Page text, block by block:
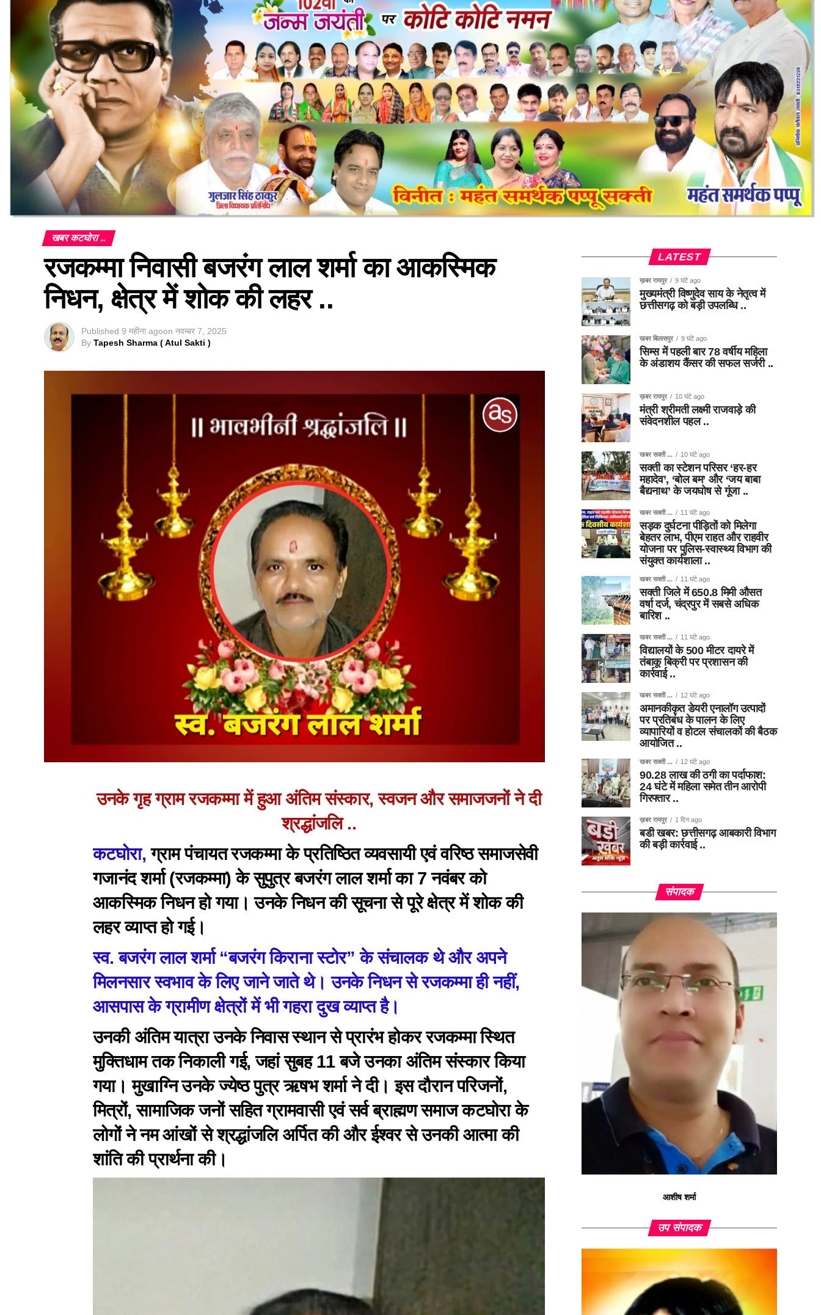
खबर कटघोरा ..
रजकम्मा निवासी बजरंग लाल शर्मा का आकस्मिक
निधन, क्षेत्र में शोक की लहर ..
Published 9 महीना agoon नवम्बर 7, 2025
By Tapesh Sharma ( Atul Sakti )
उनके गृह ग्राम रजकम्मा में हुआ अंतिम संस्कार, स्वजन और समाजजनों ने दी
श्रद्धांजलि ..
कटघोरा,ग्राम पंचायत रजकम्मा के प्रतिष्ठित व्यवसायी एवं वरिष्ठ समाजसेवी
गजानंद शर्मा (रजकम्मा) के सुपुत्र बजरंग लाल शर्मा का 7 नवंबर को
आकस्मिक निधन हो गया। उनके निधन की सूचना से पूरे क्षेत्र में शोक की
लहर व्याप्त हो गई।
स्व. बजरंग लाल शर्मा “बजरंग किराना स्टोर” के संचालक थे और अपने
मिलनसार स्वभाव के लिए जाने जाते थे। उनके निधन से रजकम्मा ही नहीं,
आसपास के ग्रामीण क्षेत्रों में भी गहरा दुख व्याप्त है।
उनकी अंतिम यात्रा उनके निवास स्थान से प्रारंभ होकर रजकम्मा स्थित
मुक्तिधाम तक निकाली गई, जहां सुबह 11 बजे उनका अंतिम संस्कार किया
गया। मुखाग्नि उनके ज्येष्ठ पुत्र ऋषभ शर्मा ने दी। इस दौरान परिजनों,
मित्रों, सामाजिक जनों सहित ग्रामवासी एवं सर्व ब्राह्मण समाज कटघोरा के
लोगों ने नम आंखों से श्रद्धांजलि अर्पित की और ईश्वर से उनकी आत्मा की
शांति की प्रार्थना की।
LATEST
ख़बर रायपुर 9 घंटे ago
मुख्यमंत्री विष्णुदेव साय के नेतृत्व में
छत्तीसगढ़ को बड़ी उपलब्धि ..
खबर बिलासपुर 9 घंटे ago
सिम्स में पहली बार 78 वर्षीय महिला
के अंडाशय कैंसर की सफल सर्जरी ..
ख़बर रायपुर 10 घंटे ago
मंत्री श्रीमती लक्ष्मी राजवाड़े की
संवेदनशील पहल ..
खबर सक्ती ... 10 घंटे ago
सक्ती का स्टेशन परिसर ‘हर-हर
महादेव’, ‘बोल बम’ और ‘जय बाबा
बैद्यनाथ’ के जयघोष से गूंजा ..
खबर सक्ती ... 11 घंटे ago
सड़क दुर्घटना पीड़ितों को मिलेगा
बेहतर लाभ, पीएम राहत और राहवीर
योजना पर पुलिस-स्वास्थ्य विभाग की
संयुक्त कार्यशाला ..
खबर सक्ती ... 11 घंटे ago
सक्ती जिले में 650.8 मिमी औसत
वर्षा दर्ज, चंद्रपुर में सबसे अधिक
बारिश ..
खबर सक्ती ... 11 घंटे ago
विद्यालयों के 500 मीटर दायरे में
तंबाकू बिक्री पर प्रशासन की
कार्रवाई ..
खबर सक्ती ... 12 घंटे ago
अमानकीकृत डेयरी एनालॉग उत्पादों
पर प्रतिबंध के पालन के लिए
व्यापारियों व होटल संचालकों की बैठक
आयोजित ..
खबर सक्ती ... 12 घंटे ago
90.28 लाख की ठगी का पर्दाफाश:
24 घंटे में महिला समेत तीन आरोपी
गिरफ्तार ..
ख़बर रायपुर 1 दिन ago
बडी खबर: छत्तीसगढ़ आबकारी विभाग
की बड़ी कार्रवाई ..
संपादक
आशीष शर्मा
उप संपादक